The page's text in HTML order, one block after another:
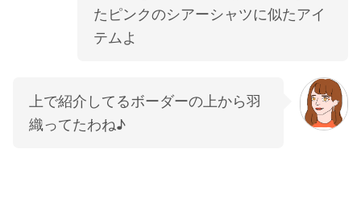
たピンクのシアーシャツに似たアイ
テムよ
上で紹介してるボーダーの上から羽
織ってたわね♪